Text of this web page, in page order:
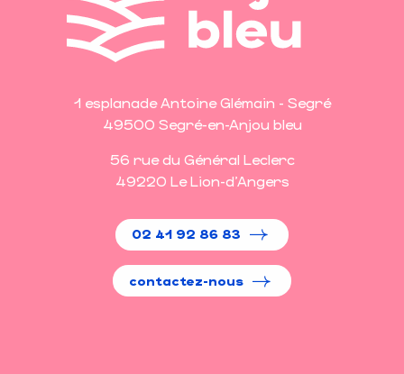
1 esplanade Antoine Glémain - Segré
49500 Segré-en-Anjou bleu
56 rue du Général Leclerc
49220 Le Lion-d'Angers
02 41 92 86 83
contactez-nous